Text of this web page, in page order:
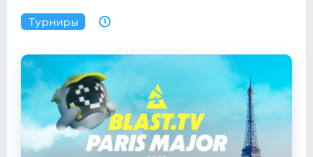
Турниры